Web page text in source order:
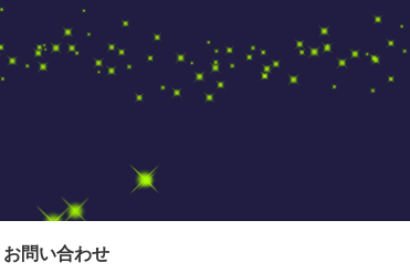
お問い合わせ